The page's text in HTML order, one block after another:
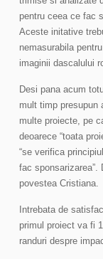
pentru ceea ce fac
Aceste initative
nemasurabila
imaginii dascalului
Desi pana acum
mult timp presupun
multe proiecte, pe
deoarece “toata
“se verifica
fac sponsarizarea”.
povestea Cristiana.
Intrebata de
primul proiect va fi
randuri despre